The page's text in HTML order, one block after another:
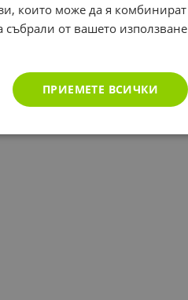
които може да я комбинират
събрали от вашето използване
ПРИЕМЕТЕ ВСИЧКИ